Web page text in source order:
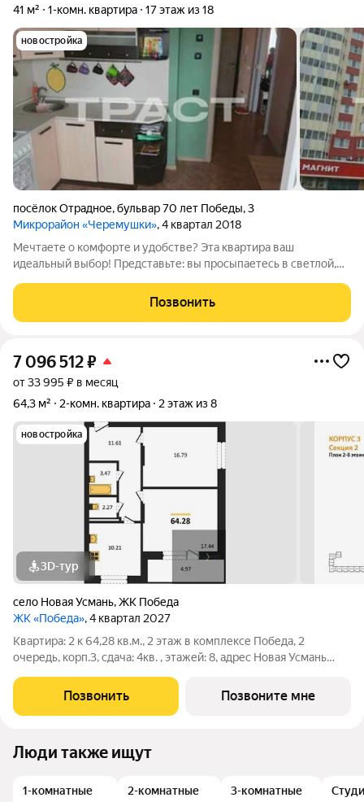
41 м² 1-комн. квартира 17 этаж из 18
новостройка
посёлок Отрадное,бульвар 70 лет Победы,3
Микрорайон «Черемушки», 4 квартал 2018
Мечтаете о комфорте и удобстве? Эта квартира ваш
идеальный выбор! Представьте: вы просыпаетесь в светлой,
вашего удобства. За окном оживленный, но при этом зеленый
район, где все необходимое
Позвонить
7 096 512₽
от 33 995 ₽ в месяц
64,3 м²
2-комн. квартира 2 этаж из 8
новостройка
3D-тур
село Новая Усмань,ЖК Победа
ЖК «Победа», 4 квартал 2027
Квартира: 2 к 64,28 кв.м., 2 этаж в комплексе Победа, 2
очередь, корп.3, сдача: 4кв. , этажей: 8, адрес Новая Усмань
Позвонить Позвоните мне
Люди также ищут
1-комнатные 2-комнатные 3-комнатные